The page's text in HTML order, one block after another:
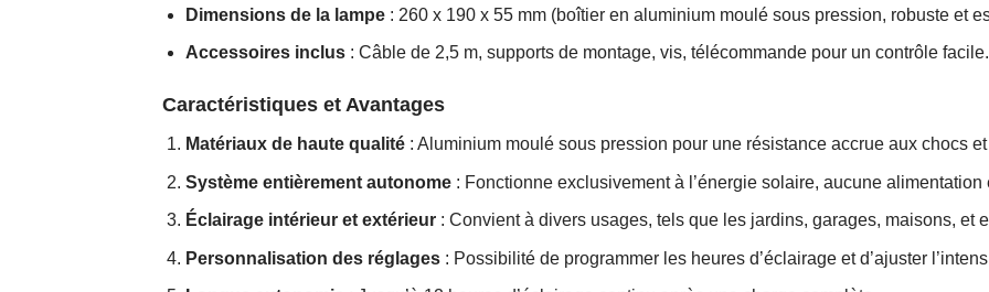
Dimensions de la lampe: 260 x 190 x 55 mm (boîtier en aluminium moulé sous pression, robuste et
Accessoires inclus: Câble de 2,5 m, supports de montage, vis, télécommande pour un contrôle facile.
Caractéristiques et Avantages
Matériaux de haute qualité: Aluminium moulé sous pression pour une résistance accrue aux chocs
Système entièrement autonome: Fonctionne exclusivement à l’énergie solaire, aucune
Éclairage intérieur et extérieur: Convient à divers usages, tels que les jardins, garages, maisons, et
Personnalisation des réglages: Possibilité de programmer les heures d’éclairage et d’ajuster